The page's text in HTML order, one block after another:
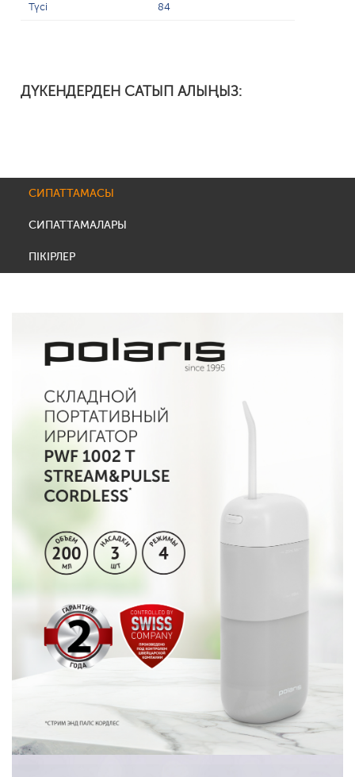
Түсі 84
ДҮКЕНДЕРДЕН САТЫП АЛЫҢЫЗ:
СИПАТТАМАСЫ
СИПАТТАМАЛАРЫ
ПІКІРЛЕР